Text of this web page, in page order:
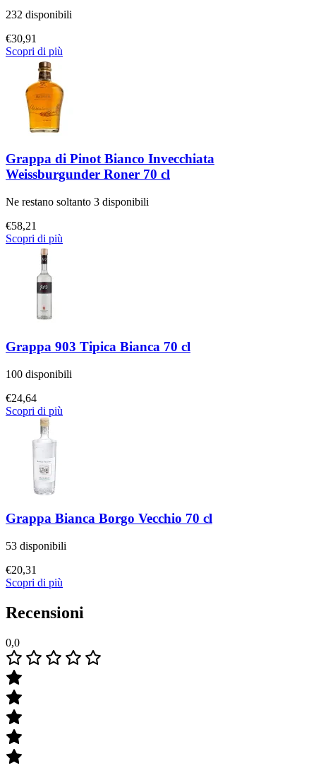
232 disponibili
€30,91
Scopri di più
Grappa di Pinot Bianco Invecchiata
Weissburgunder Roner 70 cl
Ne restano soltanto 3 disponibili
€58,21
Scopri di più
Grappa 903 Tipica Bianca 70 cl
100 disponibili
€24,64
Scopri di più
Grappa Bianca Borgo Vecchio 70 cl
53 disponibili
€20,31
Scopri di più
Recensioni
0,0